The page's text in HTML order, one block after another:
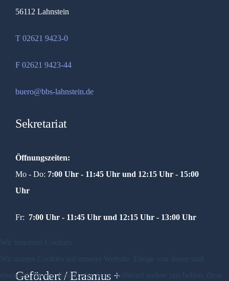
56112 Lahnstein
T 02621 9423-0
F 02621 9423-44
buero@bbs-lahnstein.de
Sekretariat
Öffnungszeiten:
Mo - Do: 7:00 Uhr - 11:45 Uhr und 12:15 Uhr - 15:00
Uhr
Fr: 7:00 Uhr - 11:45 Uhr und 12:15 Uhr - 13:00 Uhr
Gefördert / Erasmus +
essenziell für den Betrieb der Seite, während andere uns helfen, diese